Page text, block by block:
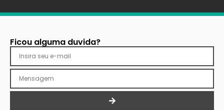
Ficou alguma duvida?